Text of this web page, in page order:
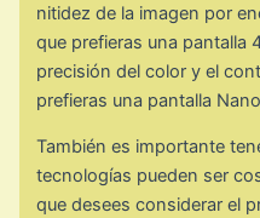
nitidez de la imagen por
que prefieras una pantalla
precisión del color y el
prefieras una pantalla
También es importante
tecnologías pueden ser
que desees considerar el